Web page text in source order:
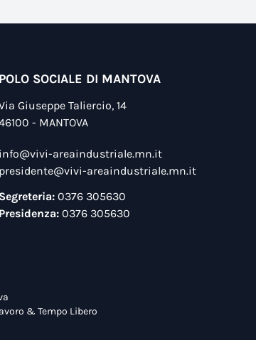
POLO SOCIALE DI MANTOVA
Giuseppe Taliercio, 14
- MANTOVA
info@vivi-areaindustriale.mn.it
presidente@vivi-areaindustriale.mn.it
Segreteria: 0376 305630
Presidenza: 0376 305630
& Tempo Libero